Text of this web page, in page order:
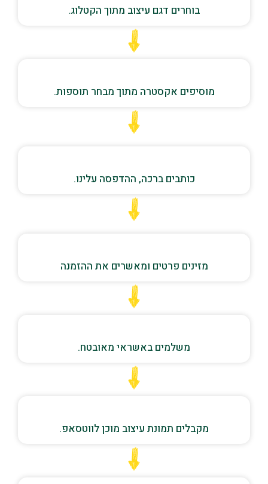
בוחרים דגם עיצוב מתוך הקטלוג.
מוסיפים אקסטרה מתוך מבחר תוספות.
כותבים ברכה, ההדפסה עלינו.
מזינים פרטים ומאשרים את ההזמנה
משלמים באשראי מאובטח.
מקבלים תמונת עיצוב מוכן לווטסאפ.